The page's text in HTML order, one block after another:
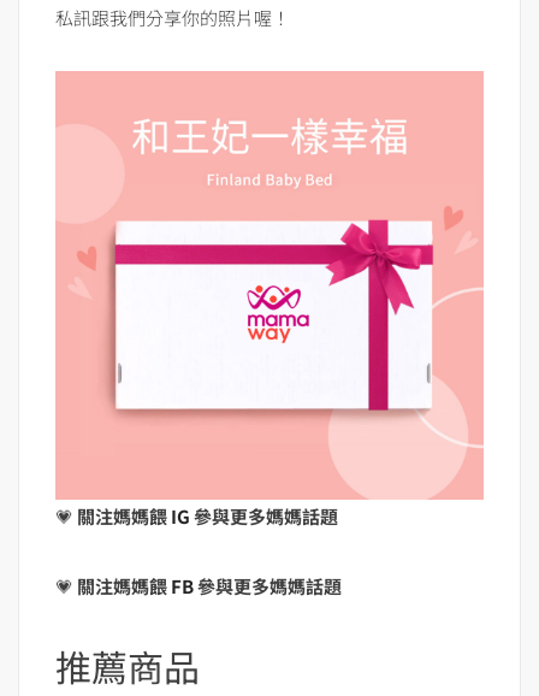
私訊跟我們分享你的照片喔！
💗 關注媽媽餵IG參與更多媽媽話題
💗 關注媽媽餵FB參與更多媽媽話題
推薦商品